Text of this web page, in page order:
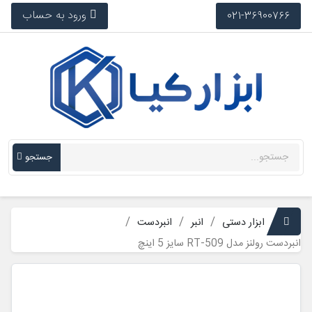
021-36900766 ورود به حساب
جستجو
ابزار دستی انبر
انبردست
انبردست رولنز مدل RT-509 سایز 5 اینچ